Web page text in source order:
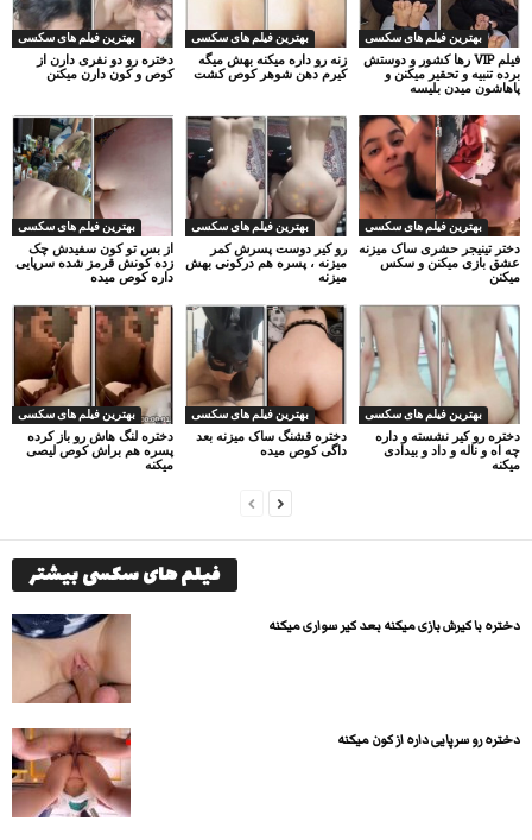
بهترین فیلم های سکسی
دختره رو دو نفری دارن از
کوص و کون دارن میکنن
بهترین فیلم های سکسی
زنه رو داره میکنه بهش میگه
کیرم دهن شوهر کوص کشت
بهترین فیلم های سکسی
فیلم VIP رها کشور و دوستش
برده تنبیه و تحقیر میکنن و
پاهاشون میدن بلیسه
بهترین فیلم های سکسی
از بس تو کون سفیدش چک
زده کونش قرمز شده سرپایی
داره کوص میده
بهترین فیلم های سکسی
رو کیر دوست پسرش کمر
میزنه ، پسره هم درکونی بهش
میزنه
بهترین فیلم های سکسی
دختر تینیجر حشری ساک میزنه
عشق بازی میکنن و سکس
میکنن
بهترین فیلم های سکسی
دختره لنگ هاش رو باز کرده
پسره هم براش کوص لیصی
میکنه
بهترین فیلم های سکسی
دختره قشنگ ساک میزنه بعد
داگی کوص میده
بهترین فیلم های سکسی
دختره رو کیر نشسته و داره
چه اه و ناله و داد و بیدادی
میکنه
فیلم های سکسی بیشتر
دختره با کیرش بازی میکنه بعد کیر سواری میکنه
دختره رو سرپایی داره از کون میکنه